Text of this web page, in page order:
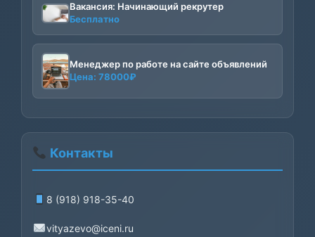
Вакансия: Начинающий рекрутер
Бесплатно
Менеджер по работе на сайте объявлений
Цена: 78000₽
Контакты
8 (918) 918-35-40
vityazevo@iceni.ru